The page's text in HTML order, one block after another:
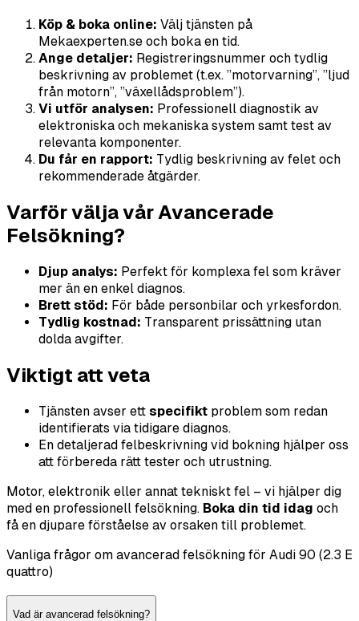
Köp & boka online: Välj tjänsten på
Mekaexperten.se och boka en tid.
Ange detaljer: Registreringsnummer och tydlig
beskrivning av problemet (t.ex. ”motorvarning”, ”ljud
från motorn”, ”växellådsproblem”).
Vi utför analysen: Professionell diagnostik av
elektroniska och mekaniska system samt test av
relevanta komponenter.
Du får en rapport: Tydlig beskrivning av felet och
rekommenderade åtgärder.
Varför välja vår Avancerade
Felsökning?
Djup analys: Perfekt för komplexa fel som kräver
mer än en enkel diagnos.
Brett stöd: För både personbilar och yrkesfordon.
Tydlig kostnad: Transparent prissättning utan
dolda avgifter.
Viktigt att veta
Tjänsten avser ett specifikt problem som redan
identifierats via tidigare diagnos.
En detaljerad felbeskrivning vid bokning hjälper oss
att förbereda rätt tester och utrustning.
Motor, elektronik eller annat tekniskt fel – vi hjälper dig
med en professionell felsökning. Boka din tid idag och
få en djupare förståelse av orsaken till problemet.
Vanliga frågor om avancerad felsökning för Audi 90 (2.3 E
quattro)
Vad är avancerad felsökning?